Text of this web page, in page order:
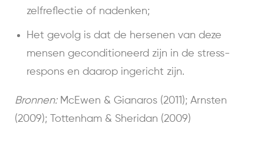
zelfreflectie of nadenken;
Het gevolg is dat de hersenen van deze
mensen geconditioneerd zijn in de stress-
respons en daarop ingericht zijn.
Bronnen:McEwen & Gianaros (2011); Arnsten
(2009); Tottenham & Sheridan (2009)